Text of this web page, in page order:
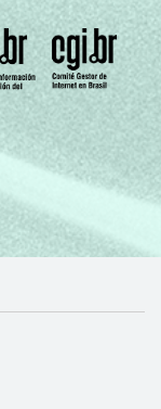
NOVA ABA)
EM NOVA ABA)
EM NOVA
EM NOVA
(ABRE EM
NIC.BR (ABRE
DO NIC.BR
NIC.BR (ABRE